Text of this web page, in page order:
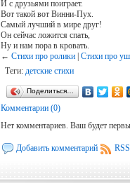
И с друзьями поиграет.
Вот такой вот Винни-Пух.
Самый лучший в мире друг!
Он сейчас ложится спать,
Ну и нам пора в кровать.
← Стихи про ролики| Стихи про
Теги: детские стихи
Поделиться…
Комментарии (0)
Нет комментариев. Ваш будет
Добавить комментарий